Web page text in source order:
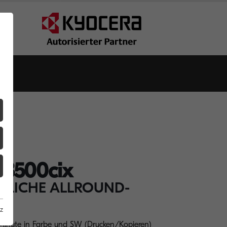
ALLROUND-
in Farbe und SW (Drucken/Kopieren)